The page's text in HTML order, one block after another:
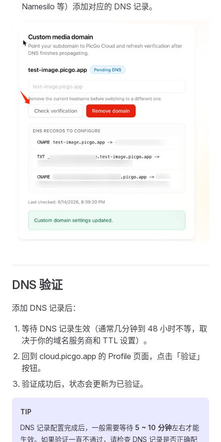
Namesilo 等）添加对应的 DNS 记录。
DNS 验证
添加 DNS 记录后：
等待 DNS 记录生效（通常几分钟到 48 小时不等，取
决于你的域名服务商和 TTL 设置）。
回到 cloud.picgo.app 的 Profile 页面，点击「验证」
按钮。
验证成功后，状态会更新为已验证。
TIP
DNS 记录配置完成后，一般需要等待 5 ~ 10 分钟左右才能
生效。如果验证一直不通过，请检查 DNS 记录是否正确配